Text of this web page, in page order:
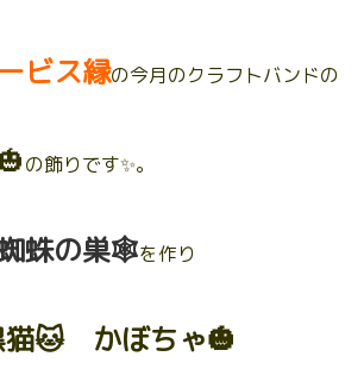
ビス縁の今月のクラフトバンドの
の飾りです✨。
蛛の巣🕸️を作り
🐱 かぼちゃ🎃